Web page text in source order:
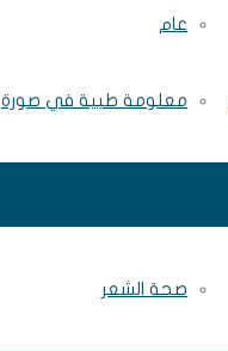
عام
معلومة طبية في صورة
صحة الشعر